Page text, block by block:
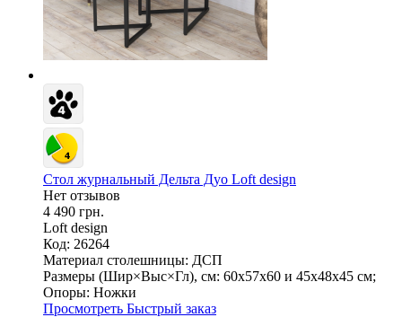
Стол журнальный Дельта Дуо Loft design
Нет отзывов
4 490 грн.
Loft design
Код: 26264
Материал столешницы: ДСП
Размеры (Шир×Выс×Гл), см: 60х57х60 и 45х48х45 см;
Опоры: Ножки
Просмотреть Быстрый заказ